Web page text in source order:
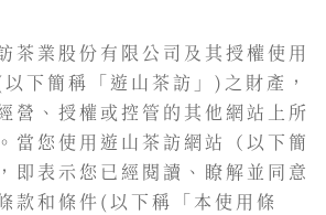
茶業股份有限公司及其授權使用
下簡稱「遊山茶訪」)之財產，
營、授權或控管的其他網站上所
當您使用遊山茶訪網站（以下簡
即表示您已經閱讀、瞭解並同意
款和條件(以下稱「本使用條